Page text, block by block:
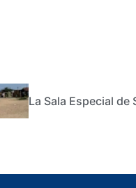
La Sala Especial